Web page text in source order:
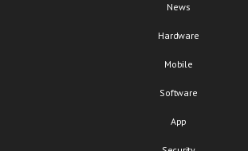
News
Hardware
Mobile
Software
App